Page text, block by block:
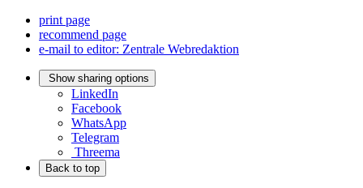
print page
recommend page
e-mail to editor: Zentrale Webredaktion
Show sharing options
LinkedIn
Facebook
WhatsApp
Telegram
Threema
Back to top